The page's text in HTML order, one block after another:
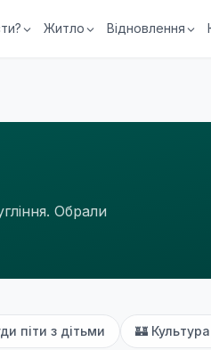
Житло Відновлення
Обрали
піти з дітьми 🏰 Культура